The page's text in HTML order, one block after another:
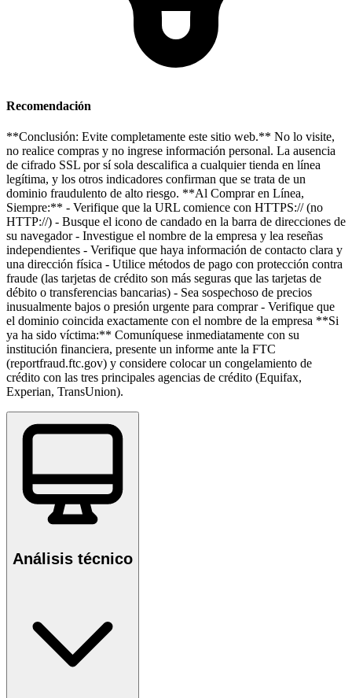
Recomendación
**Conclusión: Evite completamente este sitio web.** No lo visite,
no realice compras y no ingrese información personal. La ausencia
de cifrado SSL por sí sola descalifica a cualquier tienda en línea
legítima, y los otros indicadores confirman que se trata de un
dominio fraudulento de alto riesgo. **Al Comprar en Línea,
Siempre:** - Verifique que la URL comience con HTTPS:// (no
HTTP://) - Busque el icono de candado en la barra de direcciones de
su navegador - Investigue el nombre de la empresa y lea reseñas
independientes - Verifique que haya información de contacto clara y
una dirección física - Utilice métodos de pago con protección contra
fraude (las tarjetas de crédito son más seguras que las tarjetas de
débito o transferencias bancarias) - Sea sospechoso de precios
inusualmente bajos o presión urgente para comprar - Verifique que
el dominio coincida exactamente con el nombre de la empresa **Si
ya ha sido víctima:** Comuníquese inmediatamente con su
institución financiera, presente un informe ante la FTC
(reportfraud.ftc.gov) y considere colocar un congelamiento de
crédito con las tres principales agencias de crédito (Equifax,
Experian, TransUnion).
Análisis técnico